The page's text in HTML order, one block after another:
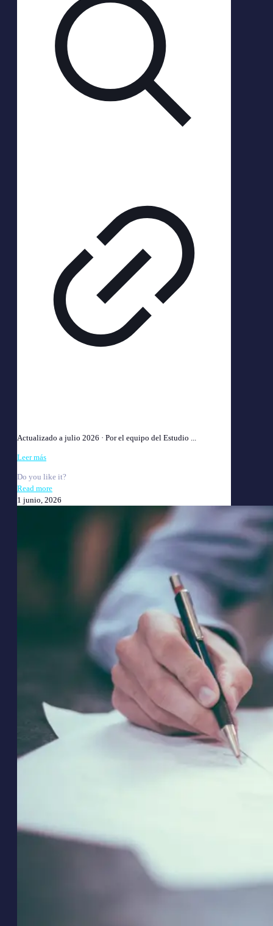
Actualizado a julio 2026 · Por el equipo del Estudio ...
Leer más
Do you like it?
Read more
1 junio, 2026